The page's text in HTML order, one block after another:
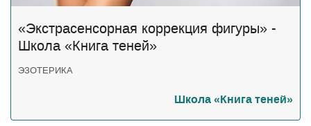
«Экстрасенсорная коррекция фигуры» -
Школа «Книга теней»
ЭЗОТЕРИКА
Школа «Книга теней»